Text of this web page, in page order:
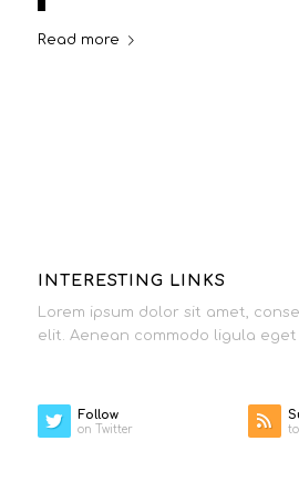
Read more
INTERESTING LINKS
Lorem ipsum dolor sit amet,
elit. Aenean commodo ligula eget
Follow
on Twitter to